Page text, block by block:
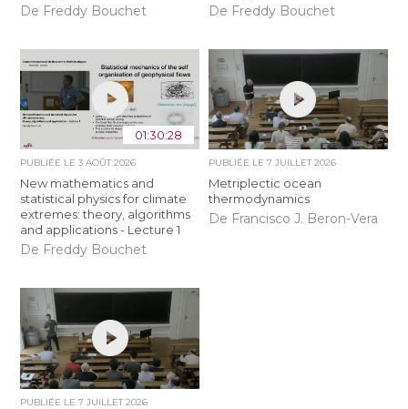
De Freddy Bouchet De Freddy Bouchet
01:30:28
PUBLIÉE LE3 AOÛT 2026
New mathematics and
statistical physics for climate
extremes: theory, algorithms
and applications - Lecture 1
De Freddy Bouchet
PUBLIÉE LE 7 JUILLET 2026
Metriplectic ocean
thermodynamics
De Francisco J. Beron-Vera
PUBLIÉE LE7 JUILLET 2026